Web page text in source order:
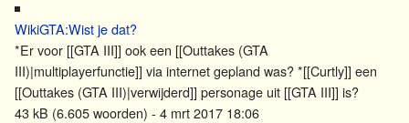
WikiGTA:Wist je dat?
*Er voor [[GTA III]] ook een [[Outtakes (GTA
III)|multiplayerfunctie]] via internet gepland was? *[[Curtly]] een
[[Outtakes (GTA III)|verwijderd]] personage uit [[GTA III]] is?
43 kB (6.605 woorden) - 4 mrt 2017 18:06